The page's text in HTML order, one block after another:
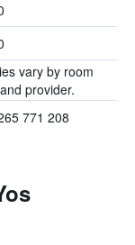
vary by room
provider.
771 208